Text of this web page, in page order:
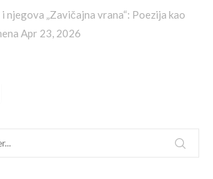
njegova „Zavičajna vrana“: Poezija kao
Apr 23, 2026